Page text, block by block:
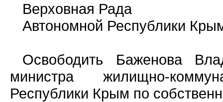
Верховная Рада
Автономной Республики
Освободить Баженова
министра жилищно-
Республики Крым по